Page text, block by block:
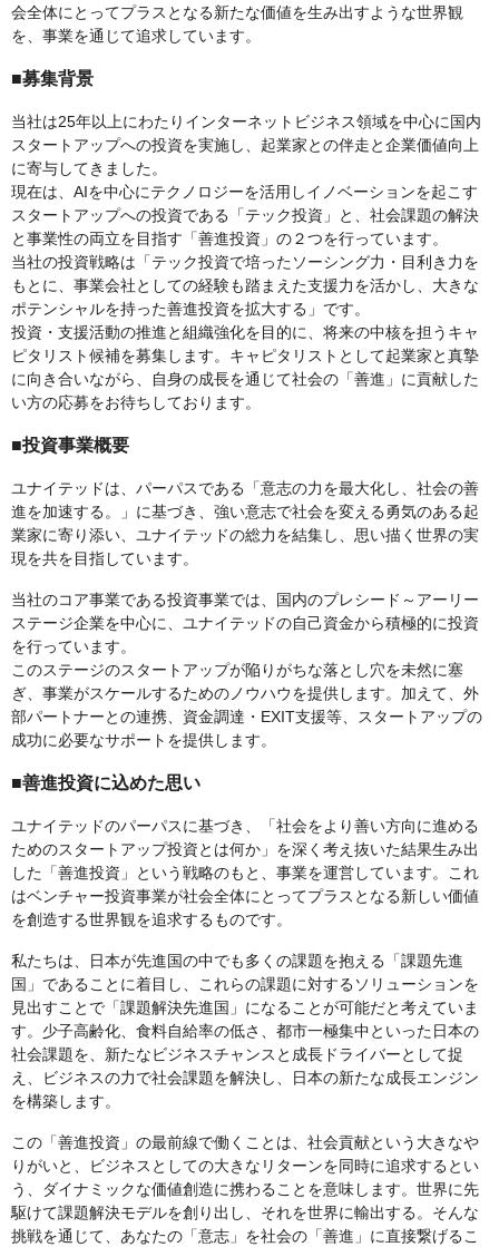
会全体にとってプラスとなる新たな価値を生み出すような世界観
を、事業を通じて追求しています。
■募集背景
当社は25年以上にわたりインターネットビジネス領域を中心に国内
スタートアップへの投資を実施し、起業家との伴走と企業価値向上
に寄与してきました。
現在は、AIを中心にテクノロジーを活用しイノベーションを起こす
スタートアップへの投資である「テック投資」と、社会課題の解決
と事業性の両立を目指す「善進投資」の２つを行っています。
当社の投資戦略は「テック投資で培ったソーシング力・目利き力を
もとに、事業会社としての経験も踏まえた支援力を活かし、大きな
ポテンシャルを持った善進投資を拡大する」です。
投資・支援活動の推進と組織強化を目的に、将来の中核を担うキャ
ピタリスト候補を募集します。キャピタリストとして起業家と真摯
に向き合いながら、自身の成長を通じて社会の「善進」に貢献した
い方の応募をお待ちしております。
■投資事業概要
ユナイテッドは、パーパスである「意志の力を最大化し、社会の善
進を加速する。」に基づき、強い意志で社会を変える勇気のある起
業家に寄り添い、ユナイテッドの総力を結集し、思い描く世界の実
現を共を目指しています。
当社のコア事業である投資事業では、国内のプレシード～アーリー
ステージ企業を中心に、ユナイテッドの自己資金から積極的に投資
を行っています。
このステージのスタートアップが陥りがちな落とし穴を未然に塞
ぎ、事業がスケールするためのノウハウを提供します。加えて、外
部パートナーとの連携、資金調達・EXIT支援等、スタートアップの
成功に必要なサポートを提供します。
■善進投資に込めた思い
ユナイテッドのパーパスに基づき、「社会をより善い方向に進める
ためのスタートアップ投資とは何か」を深く考え抜いた結果生み出
した「善進投資」という戦略のもと、事業を運営しています。これ
はベンチャー投資事業が社会全体にとってプラスとなる新しい価値
を創造する世界観を追求するものです。
私たちは、日本が先進国の中でも多くの課題を抱える「課題先進
国」であることに着目し、これらの課題に対するソリューションを
見出すことで「課題解決先進国」になることが可能だと考えていま
す。少子高齢化、食料自給率の低さ、都市一極集中といった日本の
社会課題を、新たなビジネスチャンスと成長ドライバーとして捉
え、ビジネスの力で社会課題を解決し、日本の新たな成長エンジン
を構築します。
この「善進投資」の最前線で働くことは、社会貢献という大きなや
りがいと、ビジネスとしての大きなリターンを同時に追求するとい
う、ダイナミックな価値創造に携わることを意味します。世界に先
駆けて課題解決モデルを創り出し、それを世界に輸出する。そんな
挑戦を通じて、あなたの「意志」を社会の「善進」に直接繋げるこ